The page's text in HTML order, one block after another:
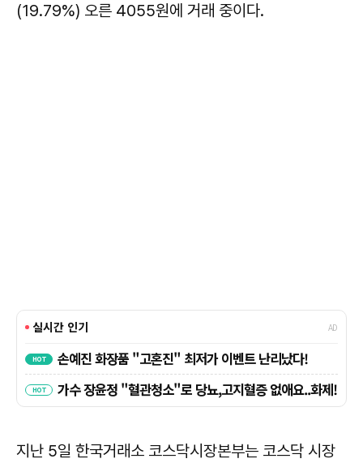
(19.79%) 오른 4055원에 거래 중이다.
지난 5일 한국거래소 코스닥시장본부는 코스닥 시장